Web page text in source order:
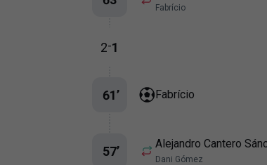
Fabrício
2-1
Fabrício
61’
Alejandro Cantero
Dani Gómez
57’